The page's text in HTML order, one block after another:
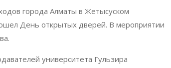
города Алматы в Жетысуском
День открытых дверей. В мероприятии
университета Гульзира